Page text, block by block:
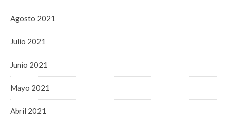
Agosto 2021
Julio 2021
Junio 2021
Mayo 2021
Abril 2021